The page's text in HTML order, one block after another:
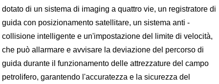
dotato di un sistema di imaging a quattro vie, un registratore di
guida con posizionamento satellitare, un sistema anti -
collisione intelligente e un'impostazione del limite di velocità,
che può allarmare e avvisare la deviazione del percorso di
guida durante il funzionamento delle attrezzature del campo
petrolifero, garantendo l'accuratezza e la sicurezza del